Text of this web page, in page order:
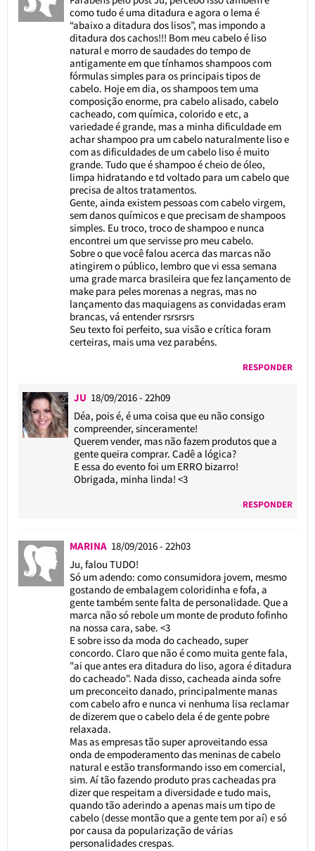
como tudo é uma ditadura e agora o lema é
“abaixo a ditadura dos lisos”, mas impondo a
ditadura dos cachos!!! Bom meu cabelo é liso
natural e morro de saudades do tempo de
antigamente em que tínhamos shampoos com
fórmulas simples para os principais tipos de
cabelo. Hoje em dia, os shampoos tem uma
composição enorme, pra cabelo alisado, cabelo
cacheado, com química, colorido e etc, a
variedade é grande, mas a minha dificuldade em
achar shampoo pra um cabelo naturalmente liso e
com as dificuldades de um cabelo liso é muito
grande. Tudo que é shampoo é cheio de óleo,
limpa hidratando e td voltado para um cabelo que
precisa de altos tratamentos.
Gente, ainda existem pessoas com cabelo virgem,
sem danos químicos e que precisam de shampoos
simples. Eu troco, troco de shampoo e nunca
encontrei um que servisse pro meu cabelo.
Sobre o que você falou acerca das marcas não
atingirem o público, lembro que vi essa semana
uma grade marca brasileira que fez lançamento de
make para peles morenas a negras, mas no
lançamento das maquiagens as convidadas eram
brancas, vá entender rsrsrsrs
Seu texto foi perfeito, sua visão e crítica foram
certeiras, mais uma vez parabéns.
RESPONDER
JU 18/09/2016 - 22h09
Déa, pois é, é uma coisa que eu não consigo
compreender, sinceramente!
Querem vender, mas não fazem produtos que a
gente queira comprar. Cadê a lógica?
E essa do evento foi um ERRO bizarro!
Obrigada, minha linda! <3
RESPONDER
MARINA 18/09/2016 - 22h03
Ju, falou TUDO!
Só um adendo: como consumidora jovem, mesmo
gostando de embalagem coloridinha e fofa, a
gente também sente falta de personalidade. Que a
marca não só rebole um monte de produto fofinho
na nossa cara, sabe. <3
E sobre isso da moda do cacheado, super
concordo. Claro que não é como muita gente fala,
"ai que antes era ditadura do liso, agora é ditadura
do cacheado". Nada disso, cacheada ainda sofre
um preconceito danado, principalmente manas
com cabelo afro e nunca vi nenhuma lisa reclamar
de dizerem que o cabelo dela é de gente pobre
relaxada.
Mas as empresas tão super aproveitando essa
onda de empoderamento das meninas de cabelo
natural e estão transformando isso em comercial,
sim. Aí tão fazendo produto pras cacheadas pra
dizer que respeitam a diversidade e tudo mais,
quando tão aderindo a apenas mais um tipo de
cabelo (desse montão que a gente tem por aí) e só
por causa da popularização de várias
personalidades crespas.